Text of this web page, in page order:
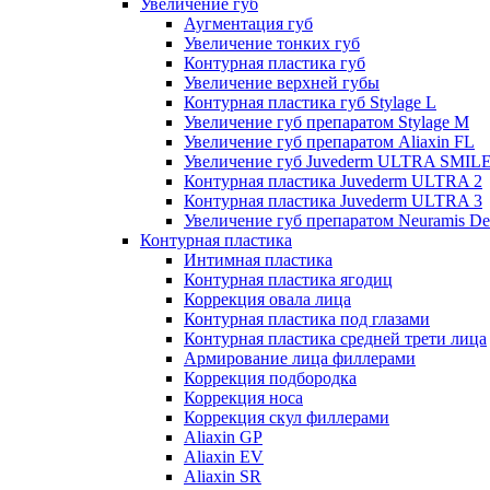
Увеличение губ
Аугментация губ
Увеличение тонких губ
Контурная пластика губ
Увеличение верхней губы
Контурная пластика губ Stylage L
Увеличение губ препаратом Stylage M
Увеличение губ препаратом Aliaxin FL
Увеличение губ Juvederm ULTRA
Контурная пластика Juvederm ULTRA 2
Контурная пластика Juvederm ULTRA 3
Увеличение губ препаратом Neuramis
Контурная пластика
Интимная пластика
Контурная пластика ягодиц
Коррекция овала лица
Контурная пластика под глазами
Контурная пластика средней трети лица
Армирование лица филлерами
Коррекция подбородка
Коррекция носа
Коррекция скул филлерами
Aliaxin GP
Aliaxin EV
Aliaxin SR